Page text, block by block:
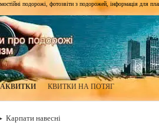
подорожі, фотозвіти з подорожей, інформація для
КВИТКИ НА ПОТЯГ
Карпати навесні